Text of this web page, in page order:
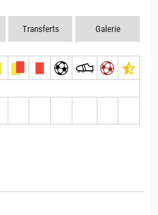
Transferts Galerie